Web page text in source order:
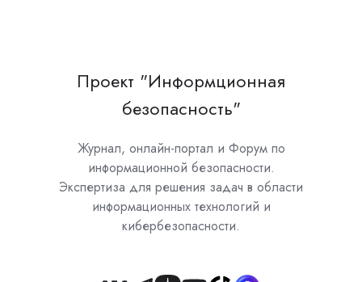
Проект "Информционная
безопасность"
Журнал, онлайн-портал и Форум по
информационной безопасности.
Экспертиза для решения задач в области
информационных технологий и
кибербезопасности.